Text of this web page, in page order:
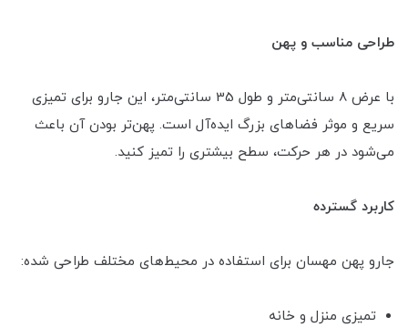
طراحی مناسب و پهن
با عرض 8 سانتی‌متر و طول 35 سانتی‌متر، این جارو برای تمیزی
سریع و موثر فضاهای بزرگ ایده‌آل است. پهن‌تر بودن آن باعث
می‌شود در هر حرکت، سطح بیشتری را تمیز کنید.
کاربرد گسترده
جارو پهن مهسان برای استفاده در محیط‌های مختلف طراحی شده:
تمیزی منزل و خانه